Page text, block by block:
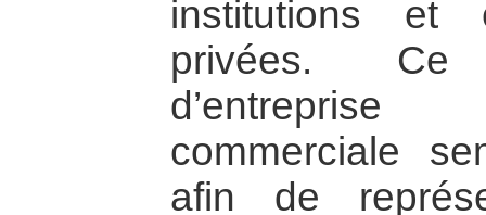
institutions et
privées. Ce
commerciale
afin de